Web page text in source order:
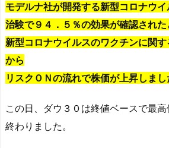
モデルナ社が開発する新型コロナウ
治験で９４．５％の効果が確認され
新型コロナウイルスのワクチンに関
から
リスクＯＮの流れで株価が上昇しまし
この日、ダウ３０は終値ベースで最
終わりました。